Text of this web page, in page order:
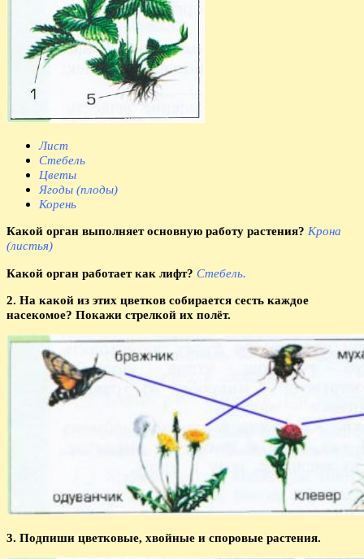
Лист
Стебель
Цветы
Ягоды (плоды)
Корень
Какой орган выполняет основную работу растения? Крона
(листья)
Какой орган работает как лифт? Стебель.
2. На какой из этих цветков собирается сесть каждое
насекомое? Покажи стрелкой их полёт.
3. Подпиши цветковые, хвойные и споровые растения.